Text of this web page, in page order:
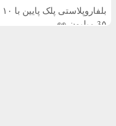
3۵ میلیون 👀